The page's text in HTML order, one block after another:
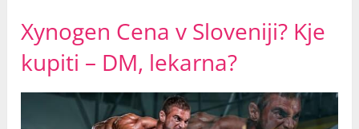
Xynogen Cena v Sloveniji? Kje
kupiti – DM, lekarna?